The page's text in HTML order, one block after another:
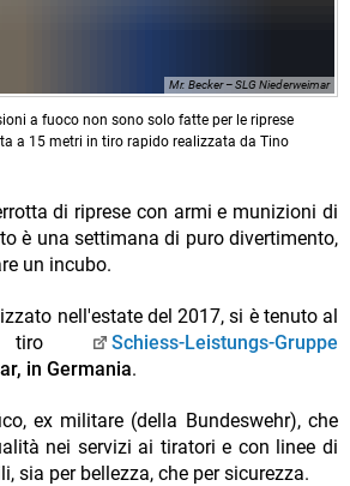
Mr. Becker – SLG Niederweimar
a fuoco non sono solo fatte per le riprese
a 15 metri in tiro rapido realizzata da Tino
di riprese con armi e munizioni di
è una settimana di puro divertimento,
un incubo.
nell'estate del 2017, si è tenuto al
tiro
Schiess-Leistungs-Gruppe
in Germania.
ex militare (della Bundeswehr), che
nei servizi ai tiratori e con linee di
sia per bellezza, che per sicurezza.